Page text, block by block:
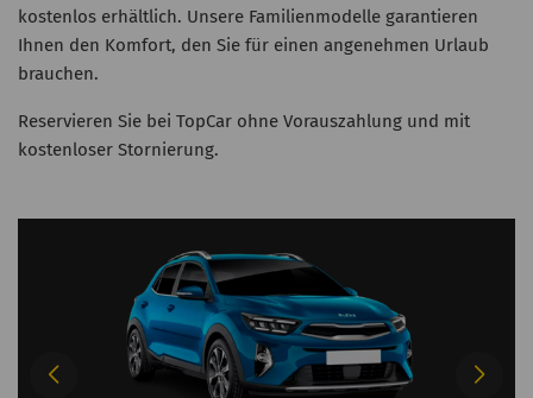
kostenlos erhältlich. Unsere Familienmodelle garantieren
Ihnen den Komfort, den Sie für einen angenehmen Urlaub
brauchen.
Reservieren Sie bei TopCar ohne Vorauszahlung und mit
kostenloser Stornierung.